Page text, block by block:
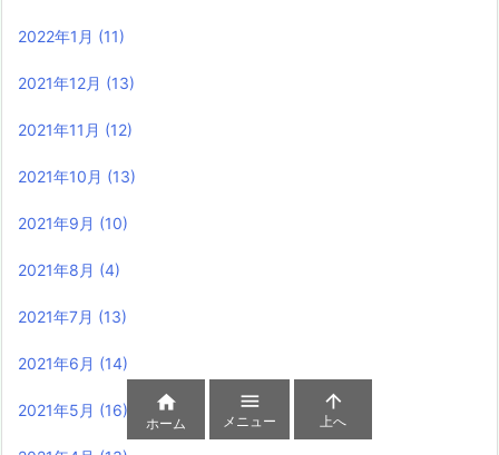
2022年1月 (11)
2021年12月 (13)
2021年11月 (12)
2021年10月 (13)
2021年9月 (10)
2021年8月 (4)
2021年7月 (13)
2021年6月 (14)
2021年5月 (16) 
ホーム

メニュー

上へ